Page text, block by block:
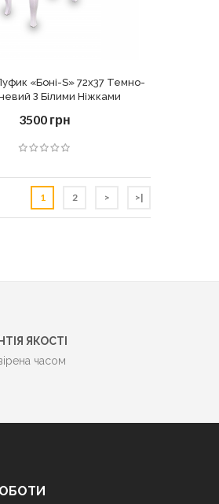
«Боні-S» 72х37 Темно-
З Білими Ніжками
3500 грн
1 2 > >|
ЯКОСТІ
часом